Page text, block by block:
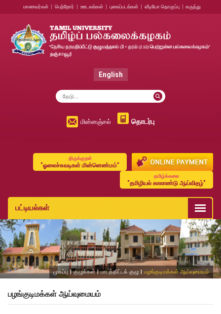
மாணவர்கள் பெற்றோர் ஊடகங்கள் புகைப்படங்கள் வீடியோ தொகுப்பு கருத்து
English
மின்னஞ்சல் தொடர்பு
திருக்குறள்
"ஓலைச்சுவடிகள் மின்னெண்மம்"
தமிழ்க்கலை
"தமிழியல் காலாண்டு ஆய்விதழ்"
பட்டியல்கள்
முகப்பு | குழுக்கள் | பாடத்திட்டக் குழு பழங்குடிமக்கள் ஆய்வுமையம்
பழங்குடிமக்கள் ஆய்வுமையம்